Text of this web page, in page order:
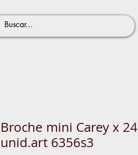
Broche mini Carey x 24
unid.art 6356s3